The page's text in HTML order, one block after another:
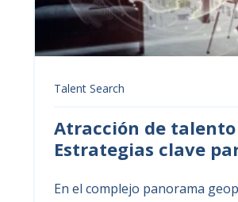
Talent Search
Atracción de
Estrategias clave
En el complejo panorama